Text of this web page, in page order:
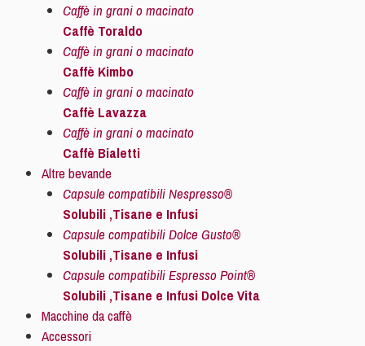
Caffè in grani o macinato
Caffè Toraldo
Caffè in grani o macinato
Caffè Kimbo
Caffè in grani o macinato
Caffè Lavazza
Caffè in grani o macinato
Caffè Bialetti
Altre bevande
Capsule compatibili Nespresso®
Solubili ,Tisane e Infusi
Capsule compatibili Dolce Gusto®
Solubili ,Tisane e Infusi
Capsule compatibili Espresso Point®
Solubili ,Tisane e Infusi Dolce Vita
Macchine da caffè
Accessori